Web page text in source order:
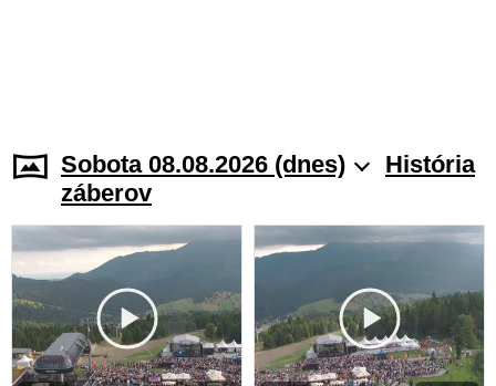
Sobota 08.08.2026 (dnes)
História
záberov